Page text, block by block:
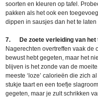
soorten en kleuren op tafel.
pakken als het ook een
dippen in sausjes dan het te
7. De zoete verleiding van het
Nagerechten overtreffen vaak de
bewust hebt gegeten, maar het
blijven is het zonde van de
meeste ‘loze’ calorieën die zich
stukje taart en een toefje
gegeten, maar je zult schrikken